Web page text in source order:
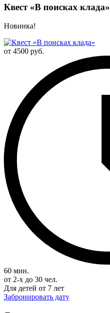
Квест «В поисках клада»
Новинка!
от 4500 руб.
60 мин.
от 2-х до 30 чел.
Для детей от 7 лет
Забронировать дату